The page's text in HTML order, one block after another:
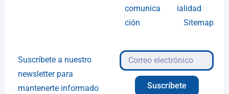
comunica
ción
ialidad
Sitemap
Suscríbete a nuestro
newsletter para
mantenerte informado
Suscríbete